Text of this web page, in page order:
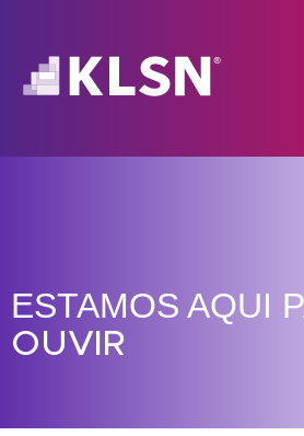
ESTAMOS AQUI
OUVIR